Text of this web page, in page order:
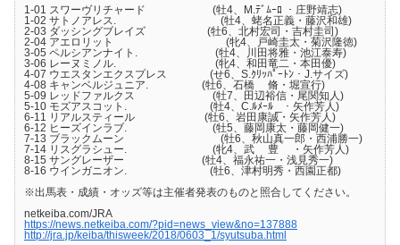
1-01 スワーヴリチャード (牡4、M.ﾃﾞﾑｰﾛ ・庄野靖志)
1-02 サトノアレス. (牡4、蛯名正義・藤沢和雄)
2-03 ダッシングブレイズ (牡6、北村宏司・吉村圭司)
2-04 アエロリット (牝4、戸崎圭太・菊沢隆徳)
3-05 ペルシアンナイト. (牡4、川田将雅・池江泰寿)
3-06 レーヌミノル. (牝4、和田竜二・本田優)
4-07 ウエスタンエクスプレス (せ6、S.ｸﾘｯﾊﾟｰﾄﾝ・J.サイズ)
4-08 キャンベルジュニア. (牡6、石橋 脩・堀宣行)
5-09 レッドファルクス (牡7、田辺裕信・尾関知人)
5-10 モズアスコット. (牡4、C.ﾙﾒｰﾙ _・矢作芳人)
6-11 リアルスティール (牡6、岩田康誠・矢作芳人)
6-12 ヒーズインラブ. (牡5、藤岡康太・藤岡健一)
7-13 ブラックムーン (牡6、秋山真一郎・西浦勝一)
7-14 リスグラシュー. (牝4、武 豊 ・矢作芳人)
8-15 サングレーザー (牡4、福永祐一・浅見秀一)
8-16 ウインガニオン. (牡6、津村明秀・西園正都)
※出馬表・成績・オッズ等は主催者発表のものと照合してください。
netkeiba.com/JRA
https://news.netkeiba.com/?pid=news_view&no=137888
http://jra.jp/keiba/thisweek/2018/0603_1/syutsuba.html